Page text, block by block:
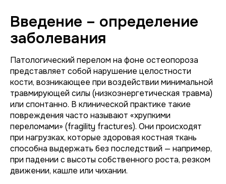
Введение – определение
заболевания
Патологический перелом на фоне остеопороза
представляет собой нарушение целостности
кости, возникающее при воздействии минимальной
травмирующей силы (низкоэнергетическая травма)
или спонтанно. В клинической практике такие
повреждения часто называют «хрупкими
переломами» (fragility fractures). Они происходят
при нагрузках, которые здоровая костная ткань
способна выдержать без последствий — например,
при падении с высоты собственного роста, резком
движении, кашле или чихании.